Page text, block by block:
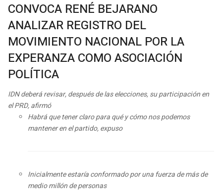
CONVOCA RENÉ BEJARANO
ANALIZAR REGISTRO DEL
MOVIMIENTO NACIONAL POR LA
EXPERANZA COMO ASOCIACIÓN
POLÍTICA
IDN deberá revisar, después de las elecciones, su participación en
el PRD, afirmó
Habrá que tener claro para qué y cómo nos podemos
mantener en el partido, expuso
Inicialmente estaría conformado por una fuerza de más de
medio millón de personas